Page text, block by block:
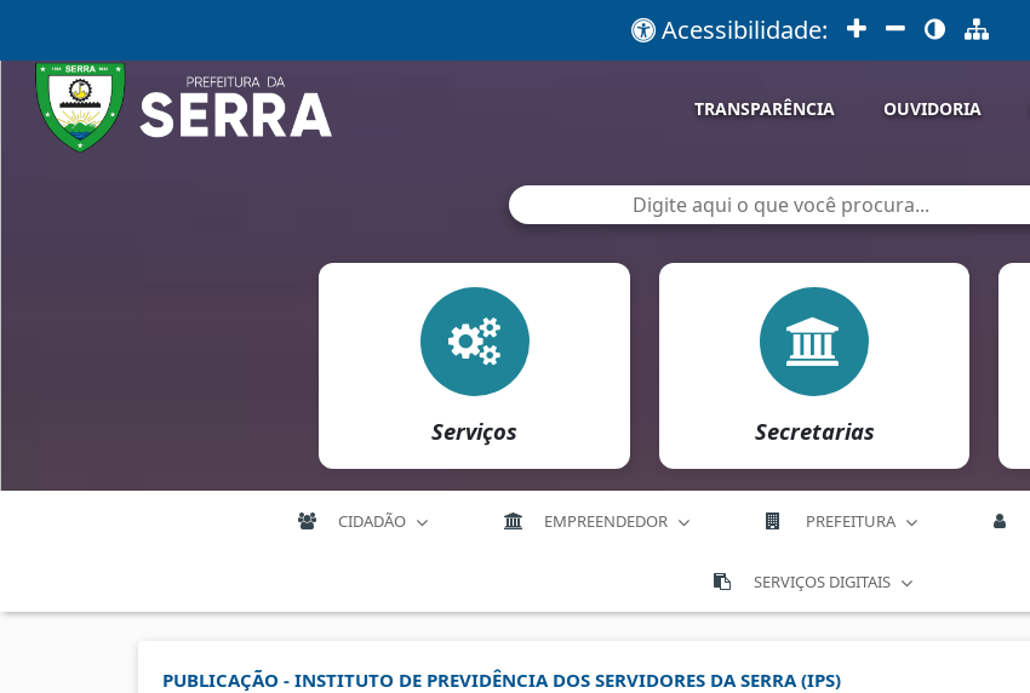
Acessibilidade:
TRANSPARÊNCIA OUVIDORIA
Serviços Secretarias
CIDADÃO EMPREENDEDOR PREFEITURA
SERVIÇOS DIGITAIS
PUBLICAÇÃO - INSTITUTO DE PREVIDÊNCIA DOS SERVIDORES DA SERRA (IPS)